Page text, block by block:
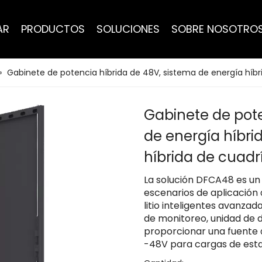
PRODUCTOS SOLUCIONES SOBRE
Gabinete de potencia híbrida de 48V, sistema de energía
Gabinete de
de energía
híbrida de
La solución DFCA48 es
escenarios de
litio inteligentes
de monitoreo, unidad de
proporcionar una fuente
-48V para cargas de